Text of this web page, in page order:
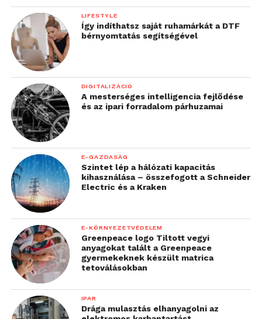
LIFESTYLE
Így indíthatsz saját ruhamárkát a DTF
bérnyomtatás segítségével
DIGITALIZÁCIÓ
A mesterséges intelligencia fejlődése
és az ipari forradalom párhuzamai
E-GAZDASÁG
Szintet lép a hálózati kapacitás
kihasználása – összefogott a Schneider
Electric és a Kraken
E-KÖRNYEZETVÉDELEM
Greenpeace logo Tiltott vegyi
anyagokat talált a Greenpeace
gyermekeknek készült matrica
tetoválásokban
IPAR
Drága mulasztás elhanyagolni az